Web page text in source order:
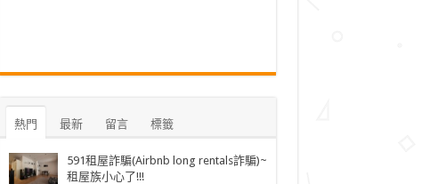
熱門 最新 留言 標籤
591租屋詐騙(Airbnb long rentals詐騙)~
租屋族小心了!!!